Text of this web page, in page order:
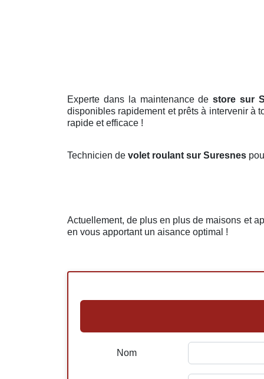
Experte dans la maintenance destore sur
disponibles rapidement et prêts à intervenir à
rapide et efficace !
Technicien de volet roulant sur Suresnes
Actuellement, de plus en plus de maisons et
en vous apportant un aisance optimal !
Nom